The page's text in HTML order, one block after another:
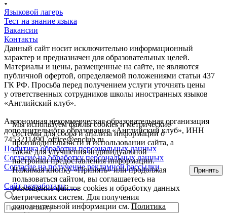
Языковой лагерь
Тест на знание языка
Вакансии
Контакты
Данный сайт носит исключительно информационный
характер и предназначен для образовательных целей.
Материалы и цены, размещенные на сайте, не являются
публичной офертой, определяемой положениями статьи 437
ГК РФ. Просьба перед получением услуги уточнять цены
у ответственных сотрудников школы иностранных языков
«Английский клуб».
Автономная некоммерческая образовательная организация
дополнительного образования «Английский клуб», ИНН
7453211490, office@enclub.ru
Политика обработки персональных данных
Согласие на обработку персональных данных
Согласие на получение рекламной рассылки
Сайт разработали —
Мы используем файлы сookies и метрические
системы для сбора и анализа информации о
производительности и использовании сайта, а
также для улучшения индивидуальной
настройки предоставления информации.
Нажимая кнопку «Принять» или продолжая
пользоваться сайтом, вы соглашаетесь на
размещение файлов cookies и обработку данных
метрических систем. Для получения
дополнительной информации см.Политика
Принять